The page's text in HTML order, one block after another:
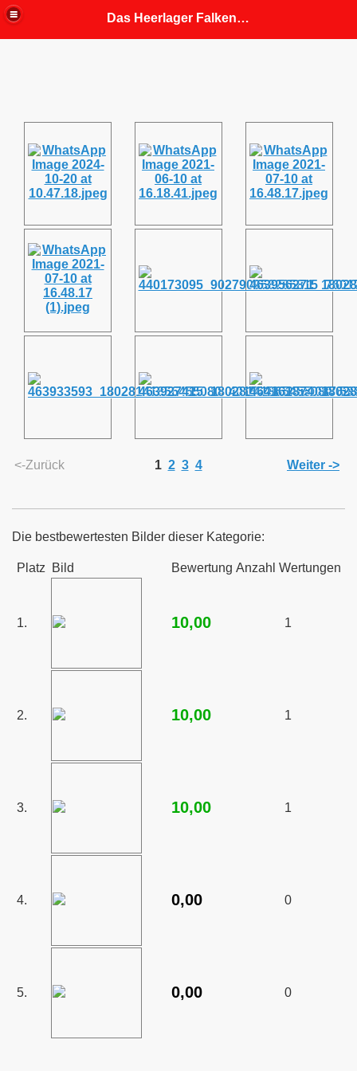
Das Heerlager Falkenhorst
<-Zurück 1 2 3 4 Weiter ->
Die bestbewertesten Bilder dieser Kategorie:
Platz Bild Bewertung Anzahl Wertungen
1. 10,00 1
2. 10,00 1
3. 10,00 1
4. 0,00 0
5. 0,00 0